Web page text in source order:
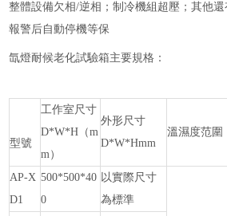
整體設備欠相/逆相；制冷機組超壓；其他
報警后自動停機等保
氙燈耐候老化試驗箱主要規格：
型號
工作室尺寸
D*W*H（m
m）
外形尺寸
D*W*Hmm
溫濕度范圍
AP-X
D1
500*500*40
0
以實際尺寸
為標準